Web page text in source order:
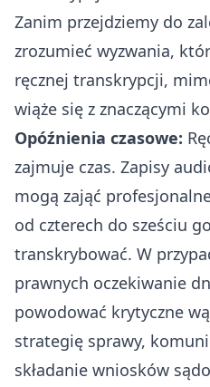
Zanim przejdziemy do
zrozumieć wyzwania,
ręcznej transkrypcji,
wiąże się z znaczącymi
Opóźnienia czasowe:
zajmuje czas. Zapisy
mogą zająć
od czterech do sześciu
transkrybować. W
prawnych oczekiwanie
powodować krytyczne
strategię sprawy,
składanie wniosków